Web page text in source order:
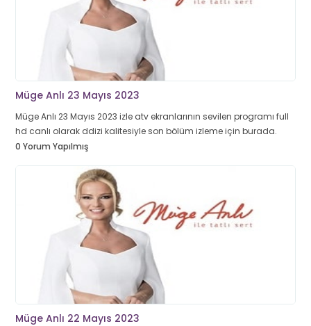
Müge Anlı 23 Mayıs 2023
Müge Anlı 23 Mayıs 2023 izle atv ekranlarının sevilen programı full
hd canlı olarak ddizi kalitesiyle son bölüm izleme için burada.
0 Yorum Yapılmış
Müge Anlı 22 Mayıs 2023